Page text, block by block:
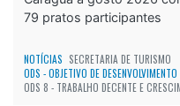
79 pratos participantes
NOTÍCIAS SECRETARIA DE TURISMO
ODS - OBJETIVO DE
ODS 8 - TRABALHO DECENTE E